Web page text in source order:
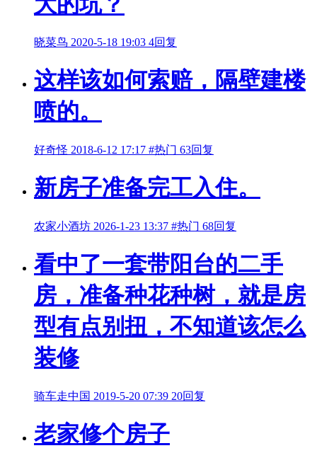
晓菜鸟 2020-5-18 19:03 4回复
这样该如何索赔，隔壁建楼
喷的。
好奇怪 2018-6-12 17:17 #热门 63回复
新房子准备完工入住。
农家小酒坊 2026-1-23 13:37 #热门 68回复
看中了一套带阳台的二手
房，准备种花种树，就是房
型有点别扭，不知道该怎么
装修
骑车走中国 2019-5-20 07:39 20回复
老家修个房子